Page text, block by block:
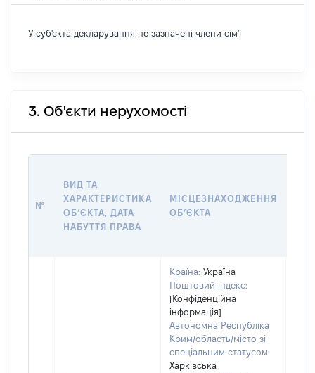
У суб'єкта декларування не зазначені члени сім'ї
3. Об'єкти нерухомості
№
ВИД ТА
ХАРАКТЕРИСТИКА
ОБʼЄКТА, ДАТА
НАБУТТЯ ПРАВА
МІСЦЕЗНАХОДЖЕННЯ
ОБʼЄКТА
Країна: Україна
Поштовий індекс:
[Конфіденційна
інформація]
Автономна Республіка
Крим/область/місто зі
спеціальним статусом:
Харківська